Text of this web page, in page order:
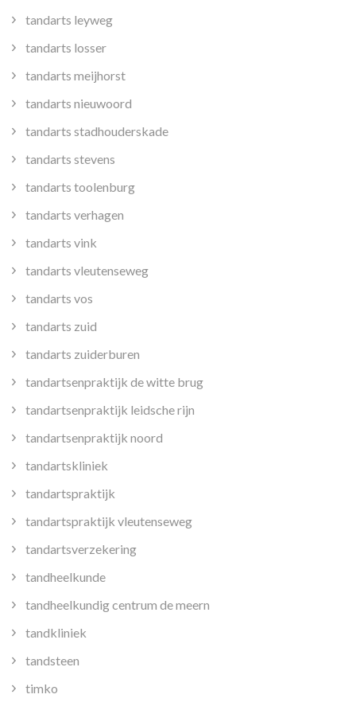
tandarts leyweg
tandarts losser
tandarts meijhorst
tandarts nieuwoord
tandarts stadhouderskade
tandarts stevens
tandarts toolenburg
tandarts verhagen
tandarts vink
tandarts vleutenseweg
tandarts vos
tandarts zuid
tandarts zuiderburen
tandartsenpraktijk de witte brug
tandartsenpraktijk leidsche rijn
tandartsenpraktijk noord
tandartskliniek
tandartspraktijk
tandartspraktijk vleutenseweg
tandartsverzekering
tandheelkunde
tandheelkundig centrum de meern
tandkliniek
tandsteen
timko